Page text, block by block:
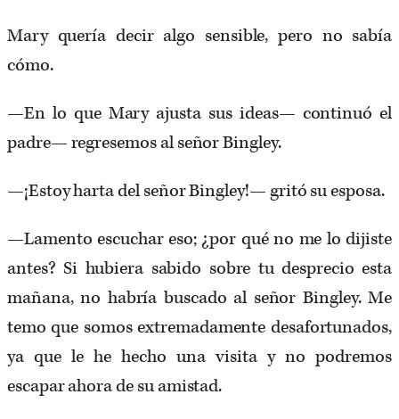
Mary quería decir algo sensible, pero no sabía
cómo.
—En lo que Mary ajusta sus ideas— continuó el
padre— regresemos al señor Bingley.
—¡Estoy harta del señor Bingley!— gritó su esposa.
—Lamento escuchar eso; ¿por qué no me lo dijiste
antes? Si hubiera sabido sobre tu desprecio esta
mañana, no habría buscado al señor Bingley. Me
temo que somos extremadamente desafortunados,
ya que le he hecho una visita y no podremos
escapar ahora de su amistad.